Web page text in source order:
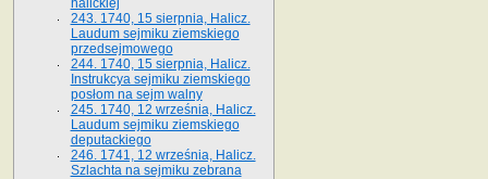
halickiej
243. 1740, 15 sierpnia, Halicz.
Laudum sejmiku ziemskiego
przedsejmowego
244. 1740, 15 sierpnia, Halicz.
Instrukcya sejmiku ziemskiego
posłom na sejm walny
245. 1740, 12 września, Halicz.
Laudum sejmiku ziemskiego
deputackiego
246. 1741, 12 września, Halicz.
Szlachta na sejmiku zebrana